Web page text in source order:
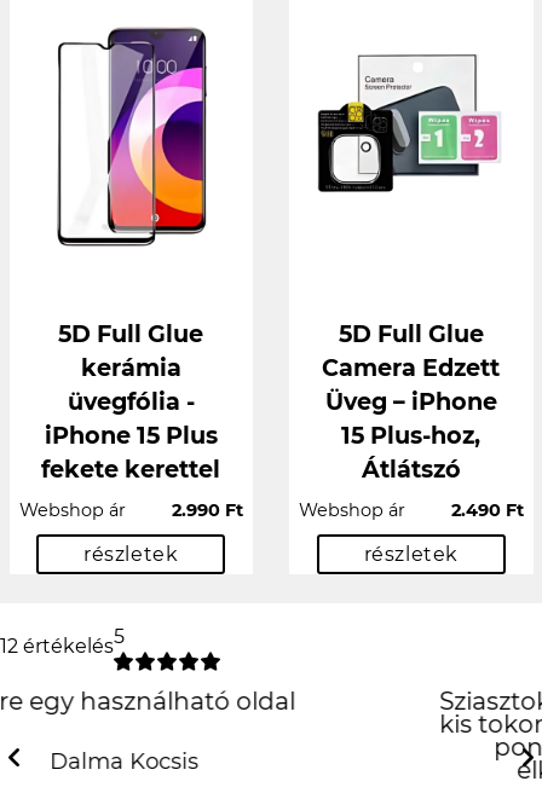
5D Full Glue
kerámia
üvegfólia -
iPhone 15 Plus
fekete kerettel
Webshop ár 2.990 Ft
részletek
5D Full Glue
Camera Edzett
Üveg – iPhone
15 Plus-hoz,
Átlátszó
Webshop ár 2.490 Ft
részletek
12 értékelés5
Sziasztok ! Nekem ma erkezett meg a
kis tokom es imadom :) Tokeletes lett,
pont olyan mint amilyennek
elkepzeltem :) Gyonyoru!
Previous